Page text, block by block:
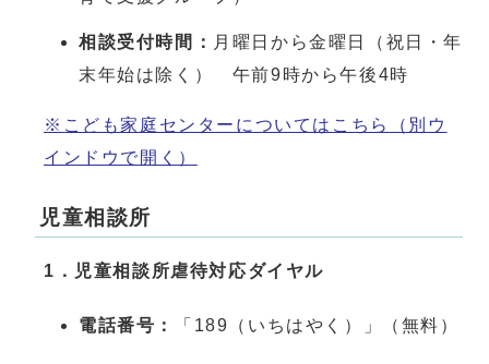
相談受付時間： 月曜日から金曜日（祝日・年
末年始は除く） 午前9時から午後4時
※こども家庭センターについてはこちら
（別ウ
インドウで開く）
児童相談所
1．児童相談所虐待対応ダイヤル
電話番号 ： 「189（いちはやく）」（無料）